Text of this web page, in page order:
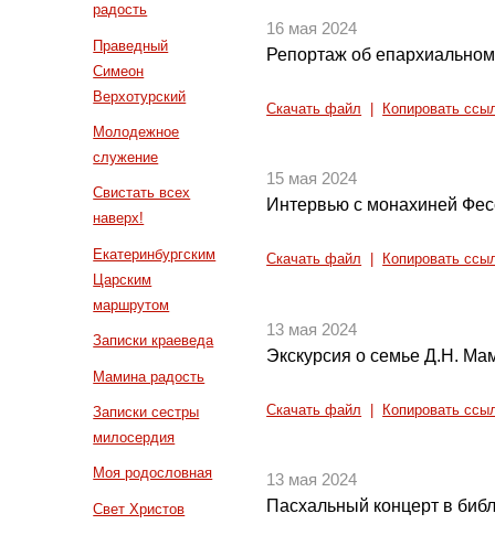
радость
Праведный
Симеон
Верхотурский
Молодежное
служение
Свистать всех
наверх!
Екатеринбургским
Царским
маршрутом
Записки краеведа
Мамина радость
Записки сестры
милосердия
Моя родословная
Свет Христов
16 мая 2024
Репортаж об
Скачать файл Копировать
15 мая 2024
Интервью с монахиней
Скачать файл Копировать
13 мая 2024
Экскурсия о семье Д.Н.
Скачать файл Копировать
13 мая 2024
Пасхальный концерт в